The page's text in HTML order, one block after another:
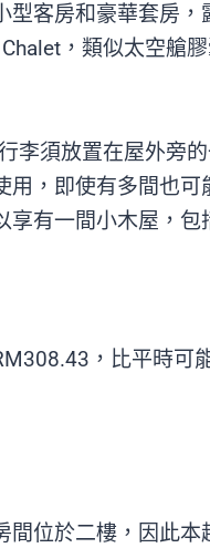
客房和豪華套房
，類似太空艙
李須放置在屋外旁
，即使有多間也
有一間小木屋，
，比平時可
位於二樓，因此